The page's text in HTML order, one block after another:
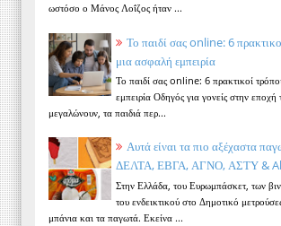
ωστόσο ο Μάνος Λοΐζος ήταν ...
Το παιδί σας online: 6
μια ασφαλή εμπειρία
Το παιδί σας online: 6 πρακτικοί
εμπειρία Οδηγός για γονείς στην
μεγαλώνουν, τα παιδιά περ...
Αυτά είναι τα πιο αξέχαστα
ΔΕΛΤΑ, ΕΒΓΑ, ΑΓΝΟ, ΑΣΤΥ &
Στην Ελλάδα, του Ευρωμπάσκετ, των
του ενδεικτικού στο Δημοτικό
μπάνια και τα παγωτά. Εκείνα ...